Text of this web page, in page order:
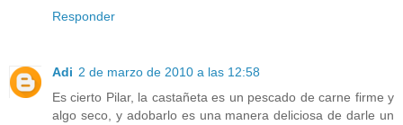
Responder
Adi 2 de marzo de 2010 a las 12:58
Es cierto Pilar, la castañeta es un pescado de carne firme y
algo seco, y adobarlo es una manera deliciosa de darle un